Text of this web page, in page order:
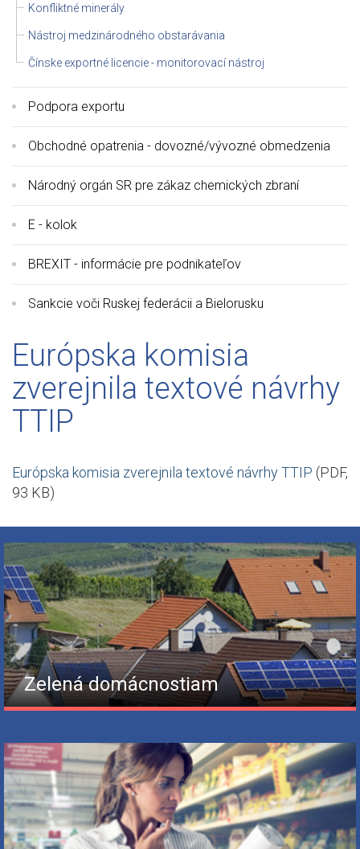
Konfliktné minerály
Nástroj medzinárodného obstarávania
Čínske exportné licencie - monitorovací nástroj
Podpora exportu
Obchodné opatrenia - dovozné/vývozné obmedzenia
Národný orgán SR pre zákaz chemických zbraní
E - kolok
BREXIT - informácie pre podnikateľov
Sankcie voči Ruskej federácii a Bielorusku
Európska komisia
zverejnila textové návrhy
TTIP
Európska komisia zverejnila textové návrhy TTIP (PDF,
93 KB)
Zelená domácnostiam